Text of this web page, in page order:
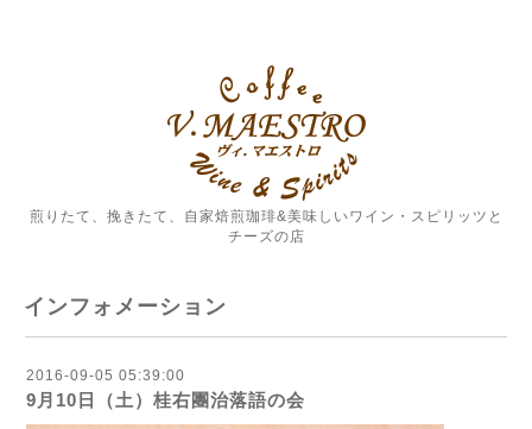
煎りたて、挽きたて、自家焙煎珈琲&美味しいワイン・スピリッツと
チーズの店
インフォメーション
2016-09-05 05:39:00
9月10日（土）桂右團治落語の会